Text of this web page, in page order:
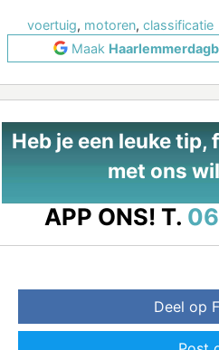
voertuig, motoren, classificatie
Maak
Heb je een leuke
met ons
APP ONS! T.
Deel op